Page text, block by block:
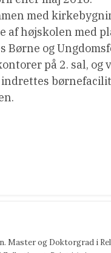
med
af højskolen med
Børne og
på 2. sal, og
Master og Doktorgrad i